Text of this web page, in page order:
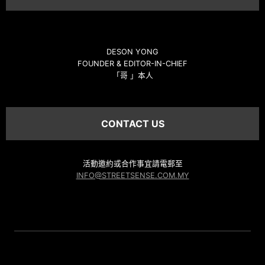
DESON YONG
FOUNDER & EDITOR-IN-CHIEF
「哥 」本人
CONTACT US
活動邀約或合作事宜請電郵至
INFO@STREETSENSE.COM.MY